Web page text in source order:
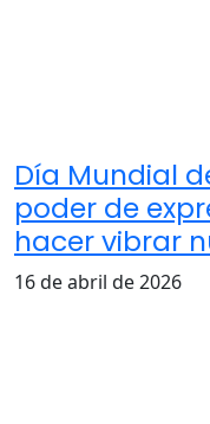
Día Mundial
poder de
hacer vibrar
16 de abril de 2026